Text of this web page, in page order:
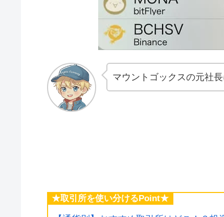
マウントゴックスの元社
★取引所を使い分けるPoint★